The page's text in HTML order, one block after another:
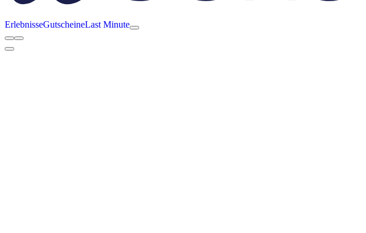
ErlebnisseGutscheineLast Minute